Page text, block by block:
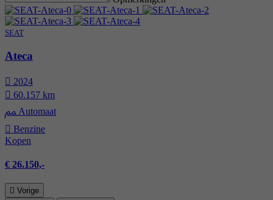
SEAT
Ateca
2024
60.157 km
Automaat
Benzine
Kopen
€ 26.150,-
Vorige